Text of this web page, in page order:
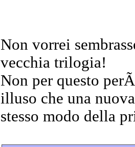
Non vorrei
vecchia trilogia!
Non per questo
illuso che una
stesso modo della